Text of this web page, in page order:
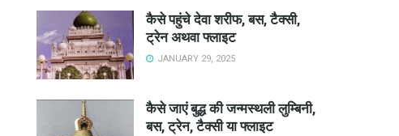
कैसे पहुंचे देवा शरीफ, बस, टैक्सी,
ट्रेन अथवा फ्लाइट
JANUARY 29, 2025
कैसे जाएं बुद्ध की जन्मस्थली लुम्बिनी,
बस, ट्रेन, टैक्सी या फ्लाइट